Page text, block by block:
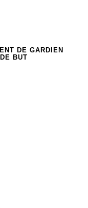
DE GARDIEN
DE BUT